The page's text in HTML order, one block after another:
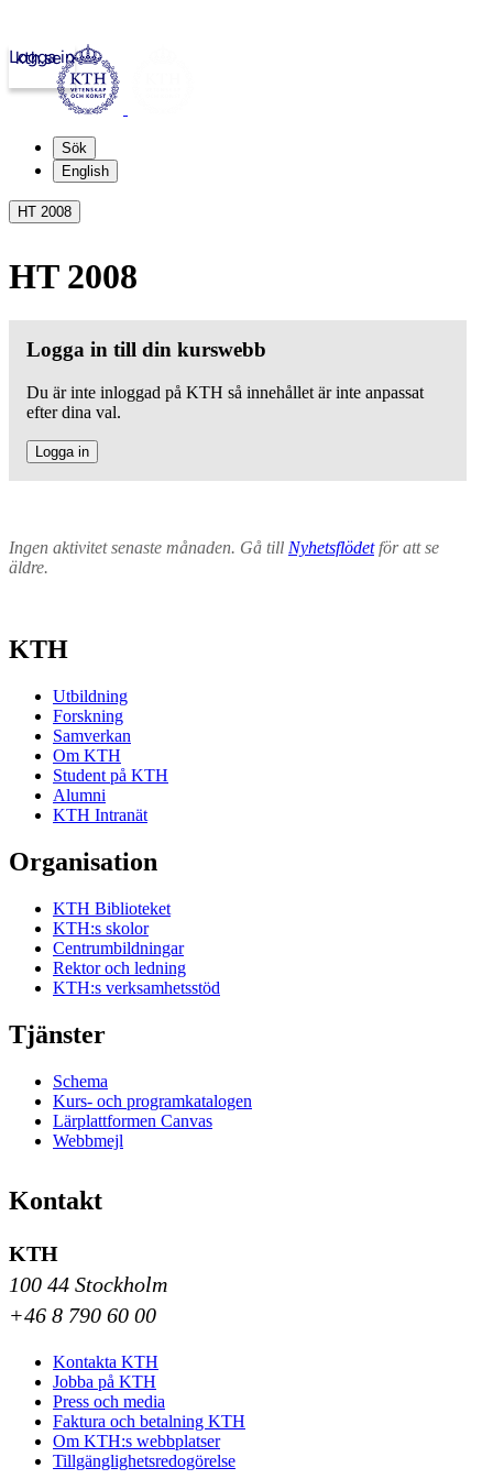
kth.se
Logga in
Sök
English
HT 2008
HT 2008
Logga in till din kurswebb
Du är inte inloggad på KTH så innehållet är inte anpassat
efter dina val.
Logga in
Ingen aktivitet senaste månaden. Gå till Nyhetsflödetför att se
äldre.
KTH
Utbildning
Forskning
Samverkan
Om KTH
Student på KTH
Alumni
KTH Intranät
Organisation
KTH Biblioteket
KTH:s skolor
Centrumbildningar
Rektor och ledning
KTH:s verksamhetsstöd
Tjänster
Schema
Kurs- och programkatalogen
Lärplattformen Canvas
Webbmejl
Kontakt
KTH
100 44 Stockholm
+46 8 790 60 00
Kontakta KTH
Jobba på KTH
Press och media
Faktura och betalning KTH
Om KTH:s webbplatser
Tillgänglighetsredogörelse